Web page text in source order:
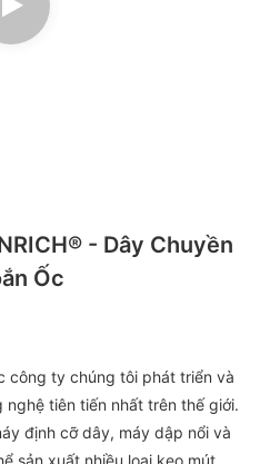
- Dây Chuyền
Ốc
công ty chúng tôi phát triển và
tiên tiến nhất trên thế giới.
định cỡ dây, máy dập nổi và